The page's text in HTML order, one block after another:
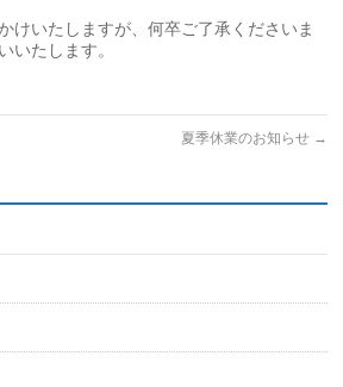
けいたしますが、何卒ご了承くださいま
いたします。
夏季休業のお知らせ →